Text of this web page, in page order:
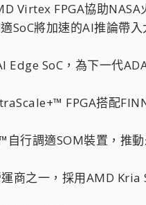
Virtex FPGA協助
SoC將加速的AI推論帶
Edge SoC，為下一代
FPGA搭配
行調適SOM裝置，推
商之一，採用AMD